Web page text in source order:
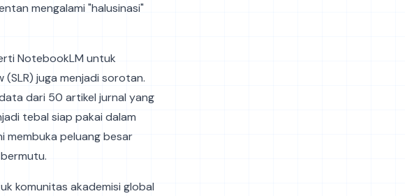
mengalami "halusinasi"
NotebookLM untuk
juga menjadi sorotan.
dari 50 artikel jurnal yang
tebal siap pakai dalam
membuka peluang besar
komunitas akademisi global